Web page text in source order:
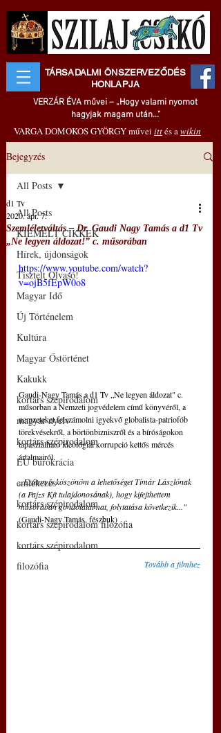
TÁRSADALMI ÖNSZERVEZŐDÉS
HONLAPJA
VERZÁR ÉVA művei – „Hogy valami nyomot
hagyjak magam után..."
VARGA DOMOKOS GYÖRGY művei ittés awikin
Bejegyzés
All Posts
KIEMELT CIKKEK
Hírek, újdonságok
Tisztelt Olvasó!
Magyar Idő
Új Történelem
Kultúra
Magyar Őstörténet
Kakukk
kortárs szépirodalom
magyar nyelv
kortárs szépirodalom
EU bürokrácia
emlékezés
kortárs szépirodalom
kortárs szépirodalom filozófia
kortárs szépirodalom
filozófia
All Posts
Szemléletváltás – Dr. Gaudi Nagy Tamás a d1 Tv
„Ne legyen áldozat!” c. műsorában
d1 Tv
2020. ápr. 7.
https://www.youtube.com/watch?
v=ojB5fEpW0o8
Gaudi-Nagy Tamás a d1 Tv „Ne legyen áldozat" c.
műsorban a Nemzeti jogvédelem című könyvéről, a
nemzeteket felszámolni igyekvő globalista-patriofób
törekvésekről, a börtönbizniszről és a bíróságokon
tapasztalható ideológiai korrupció kettős mércés
ártalmairól.
„Ezúton is köszönöm a lehetőséget Tímár Lászlónak
(a Pajzs Kft tulajdonosának), hogy kifejthettem
műsorában gondolataimat, folytatása következik..."
(Gaudi-Nagy Tamás, fészbuk)
Tovább a filmhez